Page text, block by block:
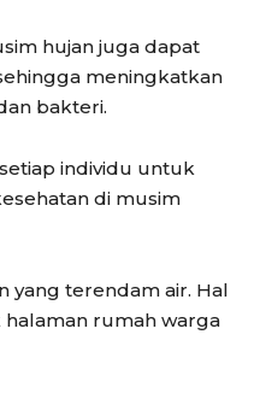
hujan juga dapat
meningkatkan
bakteri.
individu untuk
di musim
yang terendam air. Hal
rumah warga